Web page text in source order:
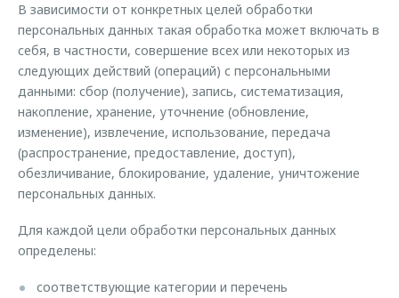
В зависимости от конкретных целей обработки
персональных данных такая обработка может включать в
себя, в частности, совершение всех или некоторых из
следующих действий (операций) с персональными
данными: сбор (получение), запись, систематизация,
накопление, хранение, уточнение (обновление,
изменение), извлечение, использование, передача
(распространение, предоставление, доступ),
обезличивание, блокирование, удаление, уничтожение
персональных данных.
Для каждой цели обработки персональных данных
определены:
соответствующие категории и перечень